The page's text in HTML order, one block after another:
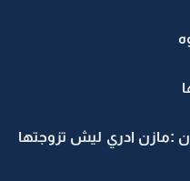
:مازن ادري ليش تزوجتها